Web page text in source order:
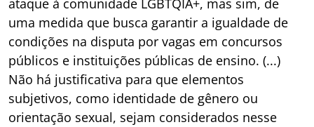
ataque à comunidade LGBTQIA+, mas sim, de
uma medida que busca garantir a igualdade de
condições na disputa por vagas em concursos
públicos e instituições públicas de ensino. (...)
Não há justificativa para que elementos
subjetivos, como identidade de gênero ou
orientação sexual, sejam considerados nesse